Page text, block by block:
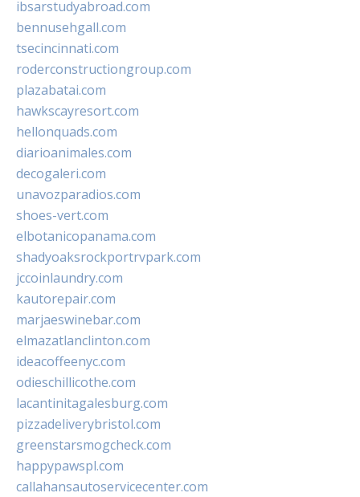
ibsarstudyabroad.com
bennusehgall.com
tsecincinnati.com
roderconstructiongroup.com
plazabatai.com
hawkscayresort.com
hellonquads.com
diarioanimales.com
decogaleri.com
unavozparadios.com
shoes-vert.com
elbotanicopanama.com
shadyoaksrockportrvpark.com
jccoinlaundry.com
kautorepair.com
marjaeswinebar.com
elmazatlanclinton.com
ideacoffeenyc.com
odieschillicothe.com
lacantinitagalesburg.com
pizzadeliverybristol.com
greenstarsmogcheck.com
happypawspl.com
callahansautoservicecenter.com